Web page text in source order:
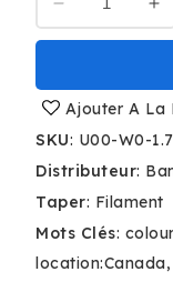
Réduire
la
Blanc
-
Bambu
Lab
TPU
95A
HF
Filament
la
-
Ajouter A La
SKU: U00-W0-
Distributeur:
Taper: Filament
Mots Clés:
location:Canada